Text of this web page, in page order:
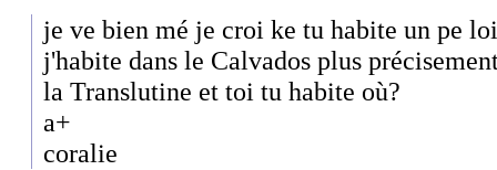
je ve bien mé je croi ke tu habite un pe
j'habite dans le Calvados plus
la Translutine et toi tu habite où?
a+
coralie